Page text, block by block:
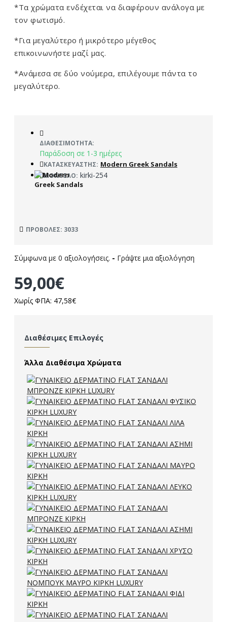
*Τα χρώματα ενδέχεται να διαφέρουν ανάλογα με
τον φωτισμό.
*Για μεγαλύτερο ή μικρότερο μέγεθος
επικοινωνήστε μαζί μας.
*Ανάμεσα σε δύο νούμερα, επιλέγουμε πάντα το
μεγαλύτερο.
ΔΙΑΘΕΣΙΜΌΤΗΤΑ:
Παράδοση σε 1-3 ημέρες
ΚΑΤΑΣΚΕΥΑΣΤΉΣ: Modern Greek Sandals
ΜΟΝΤΈΛΟ: kirki-254
ΠΡΟΒΟΛΈΣ: 3033
Σύμφωνα με 0 αξιολογήσεις. - Γράψτε μια αξιολόγηση
59,00€
Χωρίς ΦΠΑ: 47,58€
Διαθέσιμες Επιλογές
Άλλα Διαθέσιμα Χρώματα